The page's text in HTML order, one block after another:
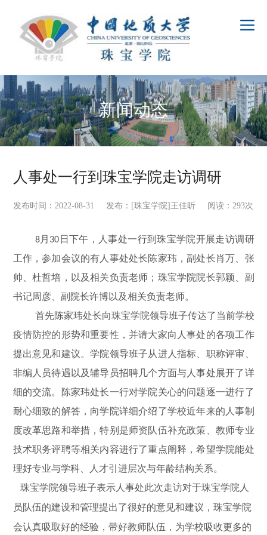
新闻动态
人事处一行到珠宝学院走访调研
发布时间：2022-08-31 发布：[珠宝学院]王佳昕 阅读： 293次
8月 30 日下午，人事处一行到珠宝学院开展走访调研
工作，参加会议的有人事处处长陈家玮，副处长肖万、张
帅、杜哲培，以及相关负责老师；珠宝学院院长郭颖、副
书记周彦、副院长许博以及相关负责老师。
首先陈家玮处长向珠宝学院领导班子传达了当前学校
疫情防控的形势和重要性，并请大家向人事处的各项工作
提出意见和建议。学院领导班子从进人指标、职称评审、
非编人员待遇以及辅导员招聘几个方面与人事处展开了详
细的交流。陈家玮处长一行对学院关心的问题逐一进行了
耐心细致的解答，向学院详细介绍了学校近年来的人事制
度改革思路和举措，特别是师资队伍补充政策、教师专业
技术职务评聘等相关内容进行了重点阐释，希望学院能处
理好专业与学科、人才引进层次与年龄结构关系。
珠宝学院领导班子表示人事处此次走访对于珠宝学院人
员队伍的建设和管理提出了很好的意见和建议，珠宝学院
会认真吸取好的经验，带好教师队伍，为学校吸收更多的